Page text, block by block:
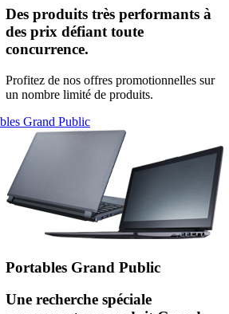
Des produits très performants à
des prix défiant toute
concurrence.
Profitez de nos offres promotionnelles sur
un nombre limité de produits.
Grand Public
Portables Grand Public
Une recherche spéciale